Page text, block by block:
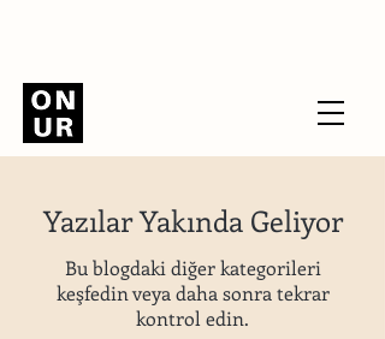
Yazılar Yakında Geliyor
Bu blogdaki diğer kategorileri
keşfedin veya daha sonra tekrar
kontrol edin.